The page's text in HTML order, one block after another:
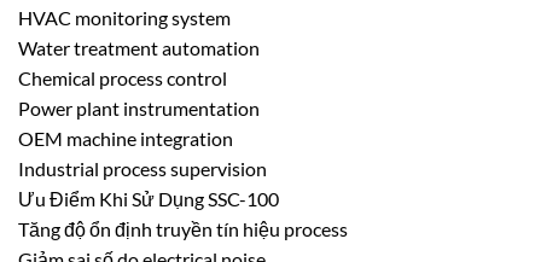
HVAC monitoring system
Water treatment automation
Chemical process control
Power plant instrumentation
OEM machine integration
Industrial process supervision
Ưu Điểm Khi Sử Dụng SSC-100
Tăng độ ổn định truyền tín hiệu process